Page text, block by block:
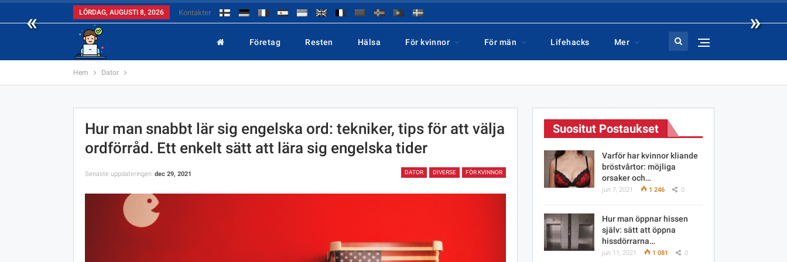
« »
LÖRDAG, AUGUSTI 8, 2026 Kontakter
Företag Resten Hälsa För kvinnor För män Lifehacks Mer
Hem Dator
Hur man snabbt lär sig engelska ord: tekniker, tips för att välja
ordförråd. Ett enkelt sätt att lära sig engelska tider
DATOR DIVERSE FÖR KVINNOR
Senaste uppdateringen dec 29, 2021
Suositut Postaukset
Varför har kvinnor kliande
bröstvårtor: möjliga
orsaker och…
jun 7, 2021 1 246 0
Hur man öppnar hissen
själv: sätt att öppna
hissdörrarna…
jun 11, 2021 1 081 0